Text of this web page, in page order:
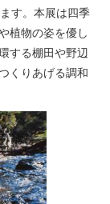
す。本展は四季
植物の姿を優し
する棚田や野辺
くりあげる調和